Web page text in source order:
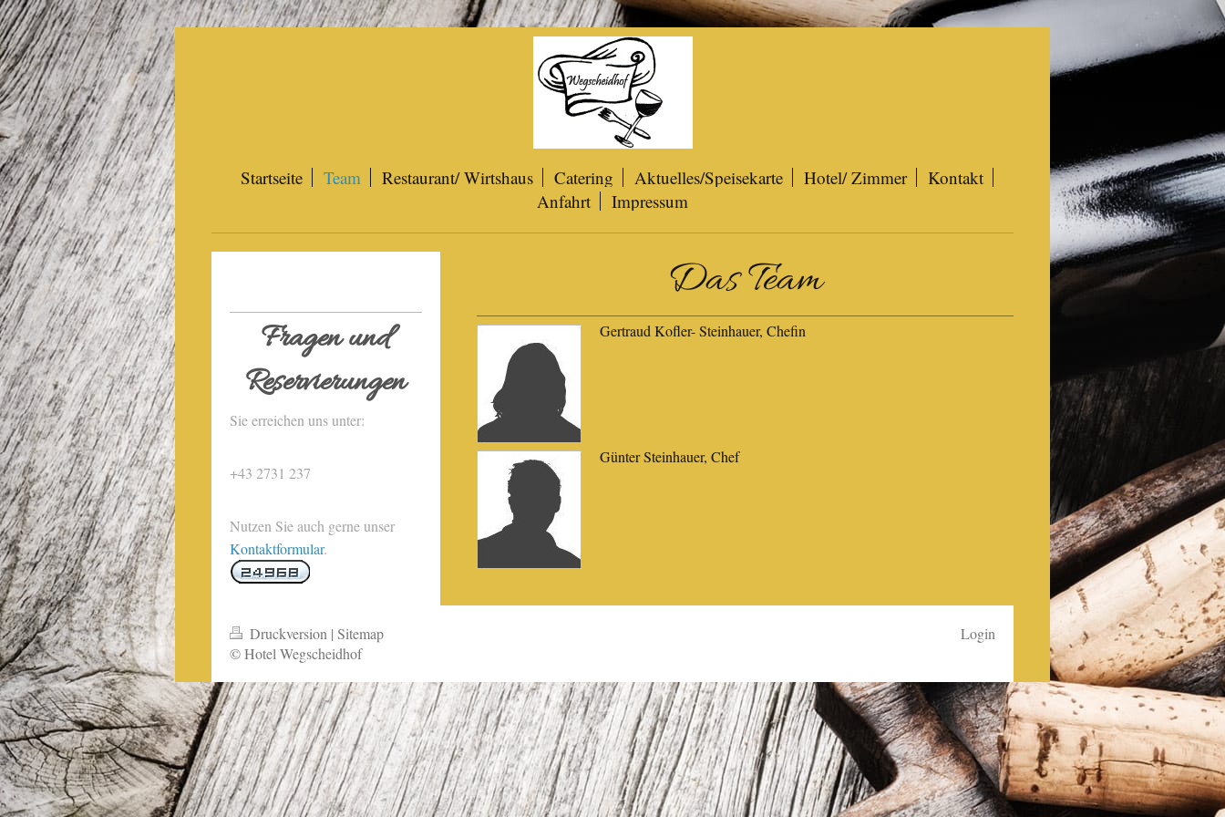
Startseite Team Restaurant/ Wirtshaus Catering Aktuelles/Speisekarte Hotel/ Zimmer
Kontakt
Anfahrt
Impressum
Das Team
Gertraud Kofler- Steinhauer, Chefin
Günter Steinhauer, Chef
Fragen und
Reservierungen
Sie erreichen uns unter:
+43 2731 237
Nutzen Sie auch gerne unser
Kontaktformular.
Druckversion | Sitemap
© Hotel Wegscheidhof
Login